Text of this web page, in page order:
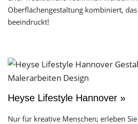
Oberflächen­gestaltung kombiniert,
beeindruckt!
Heyse Lifestyle Hannover »
Nur für kreative Menschen; erleben Sie